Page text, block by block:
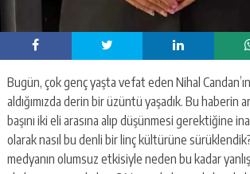
Bugün, çok genç yaşta vefat eden Nihal
aldığımızda derin bir üzüntü yaşadık. Bu haberin
başını iki eli arasına alıp düşünmesi gerektiğine
olarak nasıl bu denli bir linç kültürüne
medyanın olumsuz etkisiyle neden bu kadar